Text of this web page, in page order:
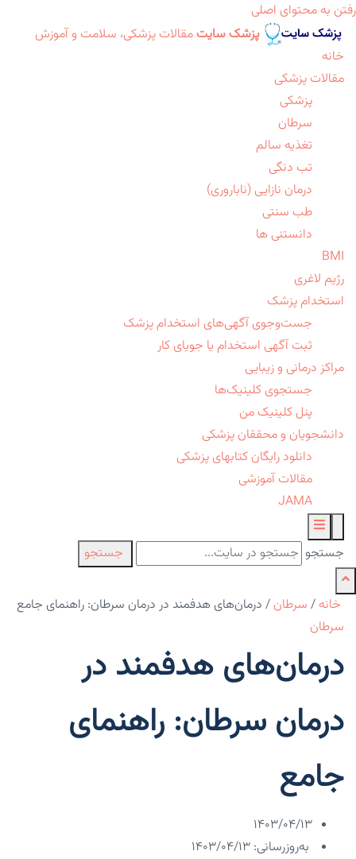
رفتن به محتوای اصلی
پزشک سایت مقالات پزشکی، سلامت و آموزش
خانه
مقالات پزشکی
پزشکی
سرطان
تغذیه سالم
تب دنگی
درمان نازایی (ناباروری)
طب سنتی
دانستنی ها
BMI
رژیم لاغری
استخدام پزشک
جست‌وجوی آگهی‌های استخدام پزشک
ثبت آگهی استخدام یا جویای کار
مراکز درمانی و زیبایی
جستجوی کلینیک‌ها
پنل کلینیک من
دانشجویان و محققان پزشکی
دانلود رایگان کتابهای پزشکی
مقالات آموزشی
JAMA
جستجو جستجو
خانه / سرطان / درمان‌های هدفمند در درمان سرطان: راهنمای جامع
سرطان
درمان‌های هدفمند در
درمان سرطان: راهنمای
جامع
۱۴۰۳/۰۴/۱۳
به‌روزرسانی: ۱۴۰۳/۰۴/۱۳